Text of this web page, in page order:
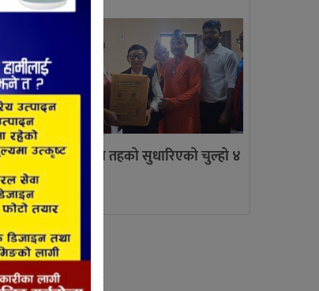
त्रियुगामा तिन तहको सुधारिएको चुल्हो ४
सय वितरण